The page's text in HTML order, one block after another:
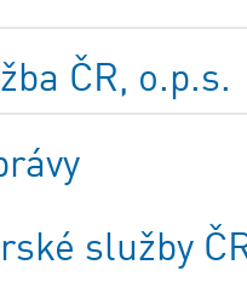
ČR, o.p.s.
služby